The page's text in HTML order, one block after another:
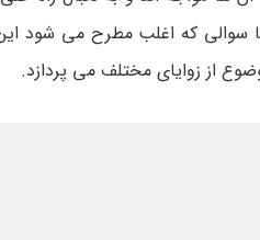
سوالی که اغلب مطرح می شود
از زوایای مختلف می پردازد.